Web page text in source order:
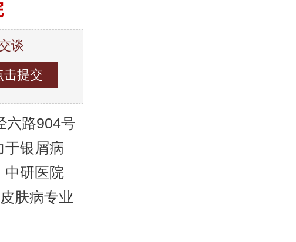
谈
六路904号
于银屑病
中研医院
肤病专业